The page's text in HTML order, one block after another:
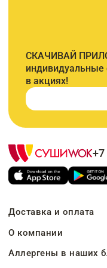
СКАЧИВАЙ
индивидуальные
в акциях!
Доставка и оплата
О компании
Аллергены в наших